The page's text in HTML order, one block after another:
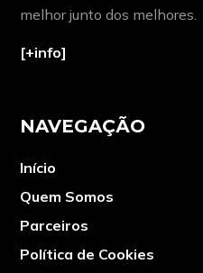
melhor junto dos melhores.
[+info]
NAVEGAÇÃO
Início
Quem Somos
Parceiros
Política de Cookies